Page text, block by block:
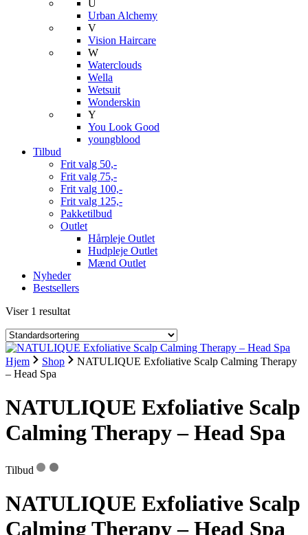
U
Urban Alchemy
V
Vision Haircare
W
Waterclouds
Wella
Wetsuit
Wonderskin
Y
You Look Good
youngblood
Tilbud
Frit valg 50,-
Frit valg 75,-
Frit valg 100,-
Frit valg 125,-
Pakketilbud
Outlet
Hårpleje Outlet
Hudpleje Outlet
Mænd Outlet
Nyheder
Bestsellers
Viser 1 resultat
Hjem Shop
NATULIQUE Exfoliative Scalp Calming Therapy
– Head Spa
NATULIQUE Exfoliative Scalp
Calming Therapy – Head Spa
Tilbud
NATULIQUE Exfoliative Scalp
Calming Therapy – Head Spa